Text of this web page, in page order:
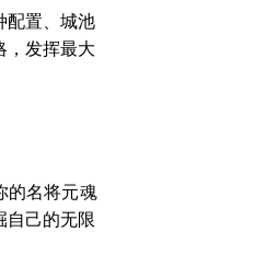
配置、城池
，发挥最大
的名将元魂
自己的无限